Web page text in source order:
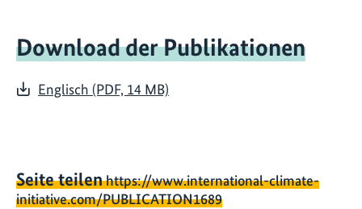
Download der Publikationen
Englisch (PDF, 14 MB)
Seite teilenhttps://www.international-climate-
initiative.com/PUBLICATION1689